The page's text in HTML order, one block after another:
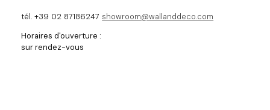
tél. +39 02 87186247 showroom@wallanddeco.com
Horaires d'ouverture :
sur rendez-vous